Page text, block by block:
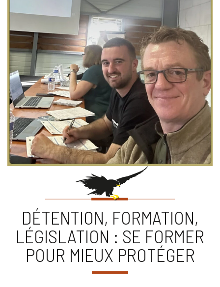
DÉTENTION, FORMATION,
LÉGISLATION : SE FORMER
POUR MIEUX PROTÉGER